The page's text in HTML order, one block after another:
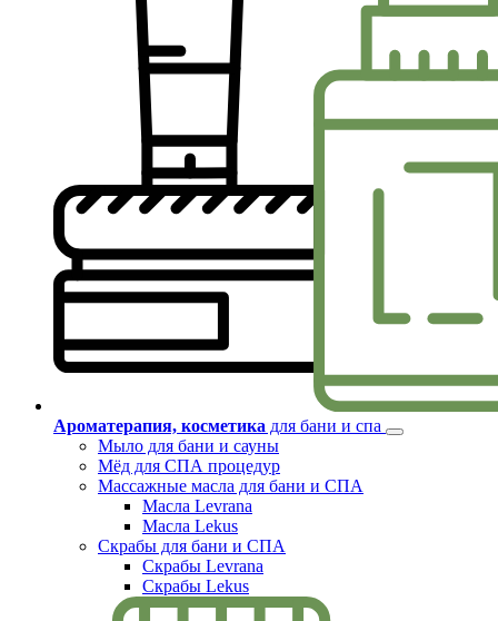
Ароматерапия, косметика для бани и спа
Мыло для бани и сауны
Мёд для СПА процедур
Массажные масла для бани и СПА
Масла Levrana
Масла Lekus
Скрабы для бани и СПА
Скрабы Levrana
Скрабы Lekus